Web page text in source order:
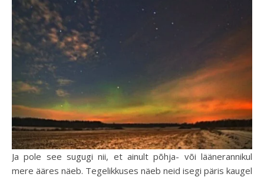
Ja pole see sugugi nii, et ainult põhja- või läänerannikul
mere ääres näeb. Tegelikkuses näeb neid isegi päris kaugel